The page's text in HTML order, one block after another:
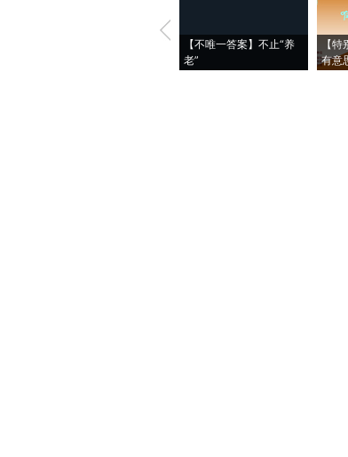
【不唯一答案】不止“养
老”
【
有意